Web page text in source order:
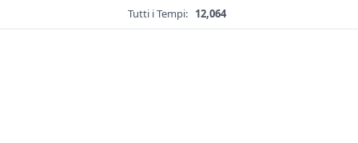
Tutti i Tempi: 12,064